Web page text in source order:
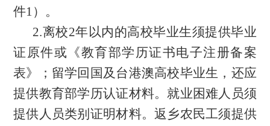
件1）。
2.离校2年以内的高校毕业生须提供毕业
证原件或《教育部学历证书电子注册备案
表》；留学回国及台港澳高校毕业生，还应
提供教育部学历认证材料。就业困难人员须
提供人员类别证明材料。返乡农民工须提供